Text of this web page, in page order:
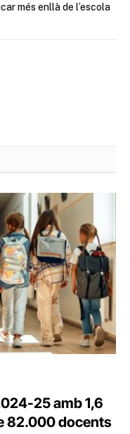
més enllà de l’escola
25 amb 1,6
82.000 docents